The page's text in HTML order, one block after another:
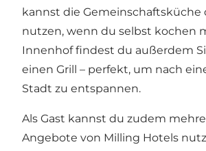
kannst die Gemeinschaftsküche
nutzen, wenn du selbst kochen
Innenhof findest du außerdem
einen Grill – perfekt, um nach
Stadt zu entspannen.
Als Gast kannst du zudem
Angebote von Milling Hotels